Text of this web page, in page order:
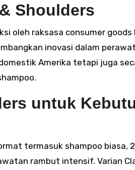
Shoulders
oleh raksasa consumer goods
inovasi dalam
Amerika tetapi juga
untuk
termasuk shampoo biasa,
rambut intensif. Varian